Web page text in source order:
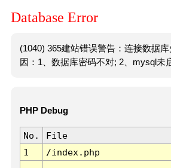
Database Error
(1040) 365建站错误警告：连接数据
因：1、数据库密码不对; 2、mysql未
PHP Debug
No. File
1
/index.php